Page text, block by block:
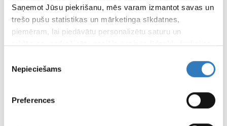
Saņemot Jūsu piekrišanu, mēs varam izmantot savas un
trešo pušu statistikas un mārketinga sīkdatnes,
piemēram, lai piedāvātu personalizētu saturu un
reklāmas, nodrošinātu sociālo saziņas līdzekļu funkcijas,
Informāciju par to, kā Jūs izmantojat mūsu vietni, mēs
varam kopīgot ar saviem sociālās saziņas līdzekļu,
apvienot ar citu informāciju, ko viņiem sniedzat vai ko
izvēle
Nepieciešams
Preferences
Other news
Health is the most important asset and each of us has the
Read more